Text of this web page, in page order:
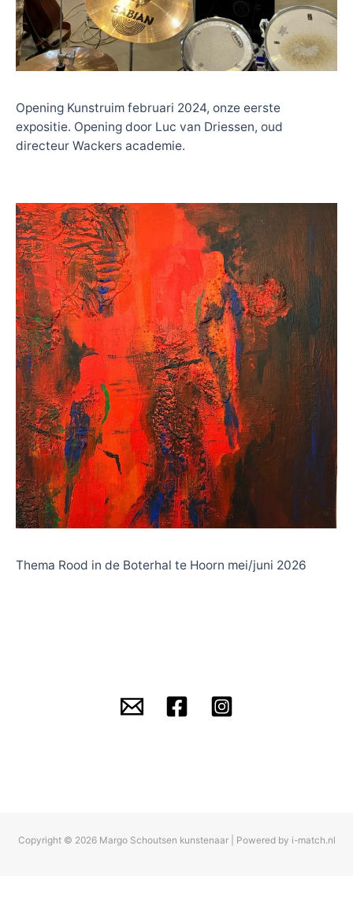
Opening Kunstruim februari 2024, onze eerste
expositie. Opening door Luc van Driessen, oud
directeur Wackers academie.
Thema Rood in de Boterhal te Hoorn mei/juni 2026
Copyright © 2026 Margo Schoutsen kunstenaar | Powered by i-match.nl